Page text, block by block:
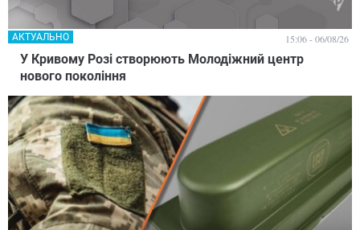
У Кривому Розі створюють Молодіжний центр
нового покоління
АКТУАЛЬНО 15:06 - 06/08/26